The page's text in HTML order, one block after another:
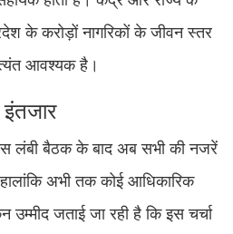
के करोड़ों नागरिकों के जीवन स्तर
आवश्यक है।
लंबी बैठक के बाद अब सभी की नजरें
अभी तक कोई आधिकारिक
जताई जा रही है कि इस चर्चा